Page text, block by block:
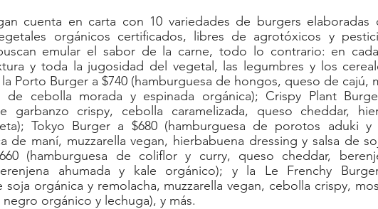
cuenta en carta con 10 variedades de burgers elaboradas
orgánicos certificados, libres de agrotóxicos y
emular el sabor de la carne, todo lo contrario: en
y toda la jugosidad del vegetal, las legumbres y los
Porto Burger a $740 (hamburguesa de hongos, queso de cajú,
de cebolla morada y espinada orgánica); Crispy Plant
garbanzo crispy, cebolla caramelizada, queso cheddar,
Tokyo Burger a $680 (hamburguesa de porotos aduki y
de maní, muzzarella vegan, hierbabuena dressing y salsa de
(hamburguesa de coliflor y curry, queso cheddar,
ahumada y kale orgánico); y la Le Frenchy
soja orgánica y remolacha, muzzarella vegan, cebolla crispy,
orgánico y lechuga), y más.